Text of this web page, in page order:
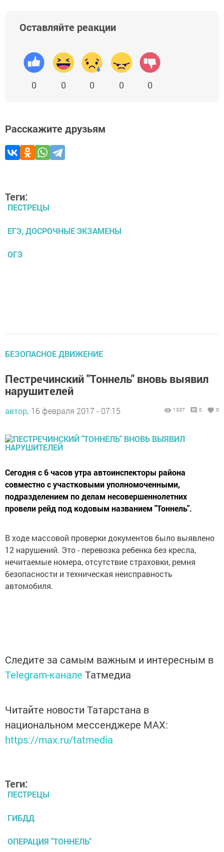
Оставляйте реакции
0 0 0 0 0
Расскажите друзьям
Теги:
ПЕСТРЕЦЫ
ЕГЭ, ДОСРОЧНЫЕ ЭКЗАМЕНЫ
ОГЭ
БЕЗОПАСНОЕ ДВИЖЕНИЕ
Пестречинский "Тоннель" вновь выявил
нарушителей
автор, 16 февраля 2017 - 07:15 1337 0 0
Сегодня с 6 часов утра автоинспекторы района
совместно с участковыми уполномоченными,
подразделением по делам несовершеннолетних
провели рейд под кодовым названием "Тоннель".
В ходе массовой проверки документов было выявлено
12 нарушений. Это - перевозка ребенка без кресла,
нечитаемые номера, отсутствие страховки, ремня
безопасности и техническая неисправность
автомобиля.
Следите за самым важным и интересным в
Telegram-канале Татмедиа
Читайте новости Татарстана в
национальном мессенджере MАХ:
https://max.ru/tatmedia
Теги:
ПЕСТРЕЦЫ
ГИБДД
ОПЕРАЦИЯ "ТОННЕЛЬ"